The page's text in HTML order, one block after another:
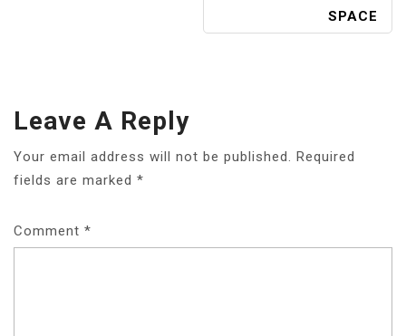
SPACE
Leave A Reply
Your email address will not be published.
Required
fields are marked *
Comment *